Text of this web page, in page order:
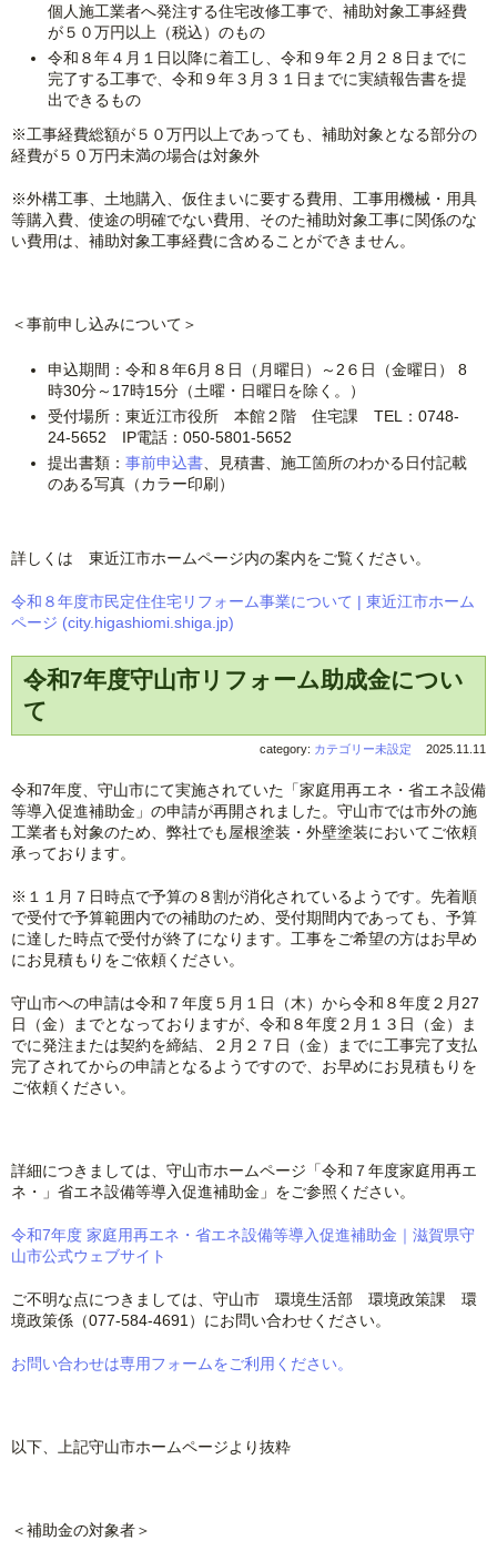
個人施工業者へ発注する住宅改修工事で、補助対象工事経費
が５０万円以上（税込）のもの
令和８年４月１日以降に着工し、令和９年２月２８日までに
完了する工事で、令和９年３月３１日までに実績報告書を提
出できるもの
※工事経費総額が５０万円以上であっても、補助対象となる部分の
経費が５０万円未満の場合は対象外
※外構工事、土地購入、仮住まいに要する費用、工事用機械・用具
等購入費、使途の明確でない費用、そのた補助対象工事に関係のな
い費用は、補助対象工事経費に含めることができません。
＜事前申し込みについて＞
申込期間：令和８年6月８日（月曜日）～2６日（金曜日） 8
時30分～17時15分（土曜・日曜日を除く。）
受付場所：東近江市役所 本館２階 住宅課 TEL：0748-
24-5652 IP電話：050-5801-5652
提出書類： 事前申込書 、見積書、施工箇所のわかる日付記載
のある写真（カラー印刷）
詳しくは 東近江市ホームページ内の案内をご覧ください。
令和８年度市民定住住宅リフォーム事業について | 東近江市ホーム
ページ (city.higashiomi.shiga.jp)
令和7年度守山市リフォーム助成金につい
て
category: カテゴリー未設定 2025.11.11
令和7年度、守山市にて実施されていた「家庭用再エネ・省エネ設備
等導入促進補助金」の申請が再開されました。守山市では市外の施
工業者も対象のため、弊社でも屋根塗装・外壁塗装においてご依頼
承っております。
※１１月７日時点で予算の８割が消化されているようです。先着順
で受付で予算範囲内での補助のため、受付期間内であっても、予算
に達した時点で受付が終了になります。工事をご希望の方はお早め
にお見積もりをご依頼ください。
守山市への申請は令和７年度５月１日（木）から令和８年度２月27
日（金）までとなっておりますが、令和８年度２月１３日（金）ま
でに発注または契約を締結、２月２７日（金）までに工事完了支払
完了されてからの申請となるようですので、お早めにお見積もりを
ご依頼ください。
詳細につきましては、守山市ホームページ「令和７年度家庭用再エ
ネ・」省エネ設備等導入促進補助金」をご参照ください。
令和7年度 家庭用再エネ・省エネ設備等導入促進補助金｜滋賀県守
山市公式ウェブサイト
ご不明な点につきましては、守山市 環境生活部 環境政策課 環
境政策係（077-584-4691）にお問い合わせください。
お問い合わせは専用フォームをご利用ください。
以下、上記守山市ホームページより抜粋
＜補助金の対象者＞